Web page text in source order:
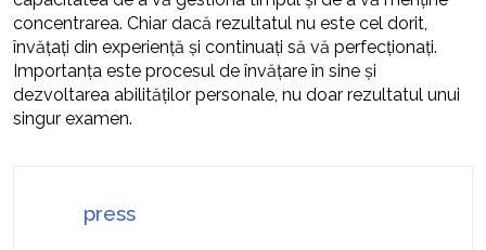
concentrarea. Chiar dacă rezultatul nu este cel dorit,
învățați din experiență și continuați să vă perfecționați.
Importanța este procesul de învățare în sine și
dezvoltarea abilităților personale, nu doar rezultatul unui
singur examen.
press